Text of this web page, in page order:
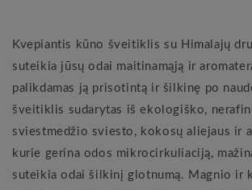
Kvepiantis kūno šveitiklis su Himalajų
suteikia jūsų odai maitinamąją ir
palikdamas ją prisotintą ir šilkinę po
šveitiklis sudarytas iš ekologiško,
sviestmedžio sviesto, kokosų aliejaus ir
kurie gerina odos mikrocirkuliaciją,
suteikia odai šilkinį glotnumą. Magnio ir